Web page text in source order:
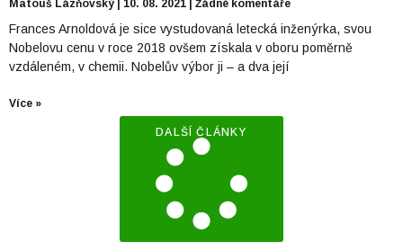
Matouš Lázňovský 10. 08. 2021 Žádné komentáře
Frances Arnoldová je sice vystudovaná letecká inženýrka, svou
Nobelovu cenu v roce 2018 ovšem získala v oboru poměrně
vzdáleném, v chemii. Nobelův výbor ji – a dva její
Více »
DALŠÍ ČLÁNKY